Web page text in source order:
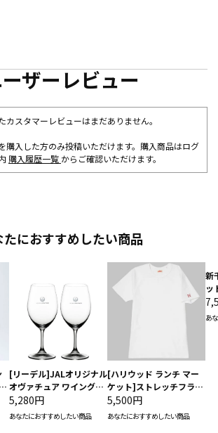
ザーレビュー
カスタマーレビューはまだありません。
購入した方のみ投稿いただけます。購入商品はログ
購入履歴一覧 からご確認いただけます。
たにおすすめしたい商品
[リーデル]JALオリジナル
オヴァチュア ワイングラ
ス2脚セット（レッドワイ
ン）
5,280円
あなたにおすすめしたい商品
[ハリウッド ランチ マー
ケット]ストレッチフライ
ス クルーネック別注半袖
Ｔシャツ
5,500円
あなたにおすすめしたい商品
新
ッ
あ